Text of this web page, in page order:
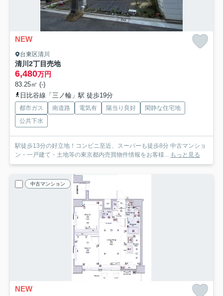
NEW
台東区清川
清川2丁目売地
6,480万円
83.25㎡ (-)
日比谷線「三ノ輪」駅 徒歩19分
都市ガス 南道路 電気有 陽当り良好
閑静な住宅地
公共下水
駅徒歩13分の好立地！コンビニ至近、スーパーも徒歩8分 中古マンショ
ン・一戸建て・土地等の東京都内売買物件情報をお客様... もっと見る
中古マンション
NEW